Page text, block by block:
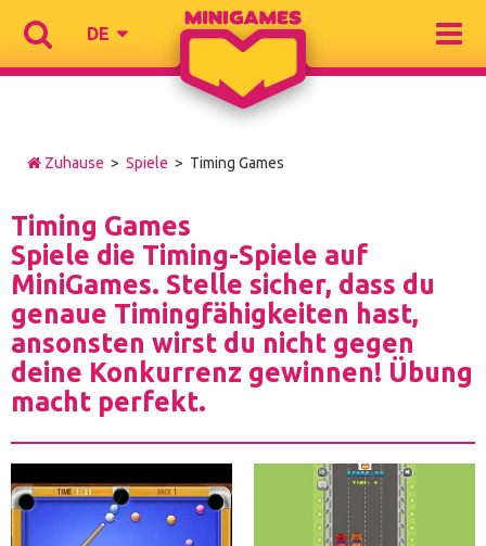
DE
Zuhause > Spiele > Timing Games
Timing Games
Spiele die Timing-Spiele auf
MiniGames. Stelle sicher, dass du
genaue Timingfähigkeiten hast,
ansonsten wirst du nicht gegen
deine Konkurrenz gewinnen! Übung
macht perfekt.